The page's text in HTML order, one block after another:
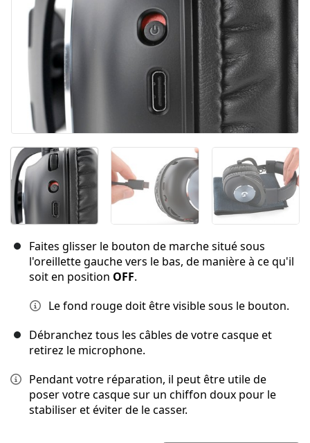
Faites glisser le bouton de marche situé sous
l'oreillette gauche vers le bas, de manière à ce qu'il
soit en position OFF.
Le fond rouge doit être visible sous le bouton.
Débranchez tous les câbles de votre casque et
retirez le microphone.
Pendant votre réparation, il peut être utile de
poser votre casque sur un chiffon doux pour le
stabiliser et éviter de le casser.